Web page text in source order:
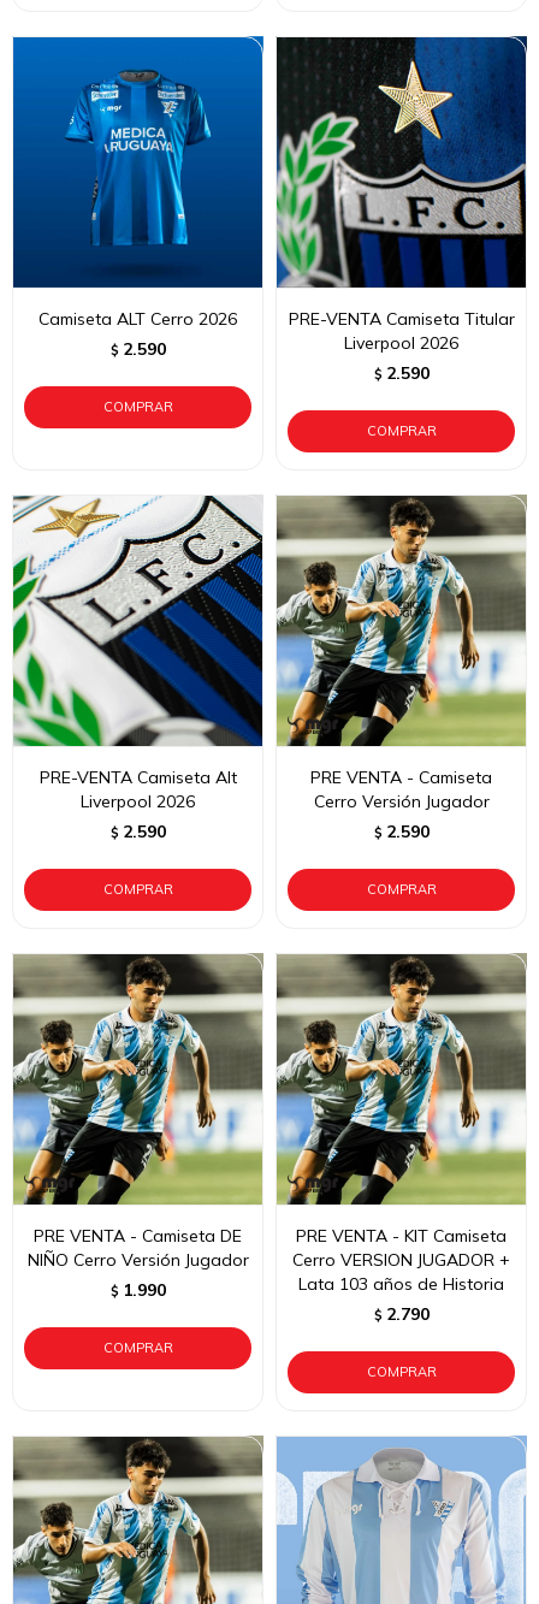
Camiseta ALT Cerro 2026
$ 2.590
PRE-VENTA Camiseta Titular
Liverpool 2026
$ 2.590
PRE-VENTA Camiseta Alt
Liverpool 2026
$ 2.590
PRE VENTA - Camiseta
Cerro Versión Jugador
$ 2.590
PRE VENTA - Camiseta DE
NIÑO Cerro Versión Jugador
$ 1.990
PRE VENTA - KIT Camiseta
Cerro VERSION JUGADOR +
Lata 103 años de Historia
$ 2.790